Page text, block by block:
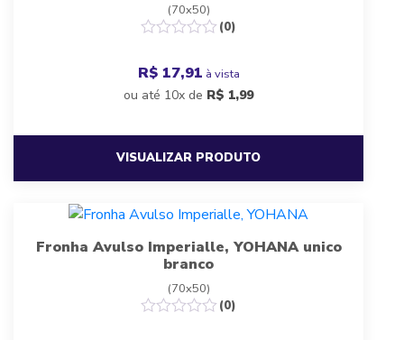
(70x50)
(0)
R$ 17,91 à vista
ou até 10x de R$ 1,99
VISUALIZAR PRODUTO
Fronha Avulso Imperialle, YOHANA unico
branco
(70x50)
(0)